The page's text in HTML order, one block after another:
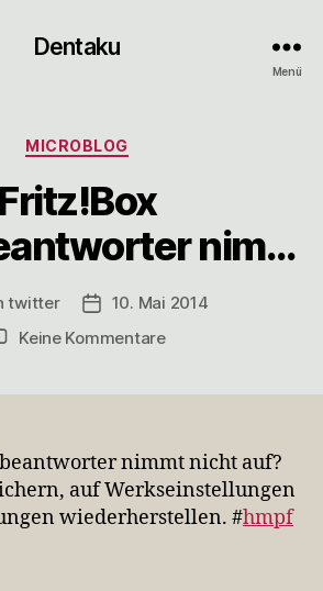
Dentaku
Menü
Kategorien
MICROBLOG
Fritz!Box
nim…
twitter Veröffentlichungsdatum
10. Mai 2014
Keine Kommentarezu
nimmt nicht auf?
auf Werkseinstellungen
wiederherstellen. #hmpf